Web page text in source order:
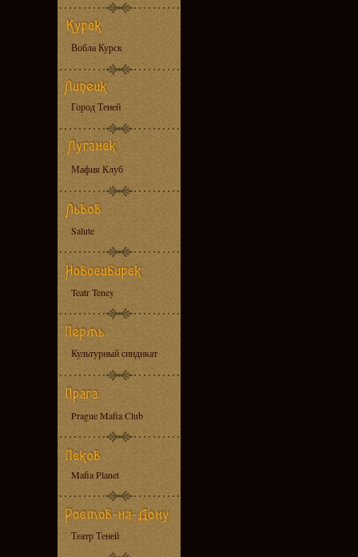
Вобла Курск
Город Теней
Мафия Клуб
Salute
Teatr Teney
Культурный синдикат
Prague Mafia Club
Mafia Planet
Театр Теней